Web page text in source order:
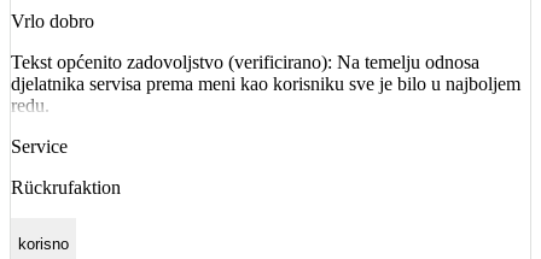
Vrlo dobro
Tekst općenito zadovoljstvo (verificirano): Na temelju odnosa
djelatnika servisa prema meni kao korisniku sve je bilo u najboljem
redu.
Service
Rückrufaktion
korisno